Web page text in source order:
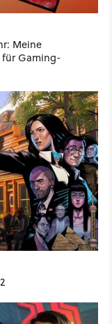
Meine
für Gaming-